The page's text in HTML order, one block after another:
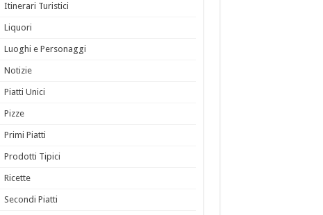
Itinerari Turistici
Liquori
Luoghi e Personaggi
Notizie
Piatti Unici
Pizze
Primi Piatti
Prodotti Tipici
Ricette
Secondi Piatti